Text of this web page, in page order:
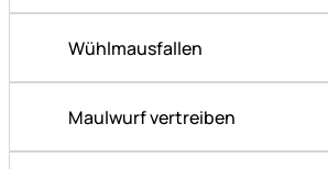
Wühlmausfallen
Maulwurf vertreiben